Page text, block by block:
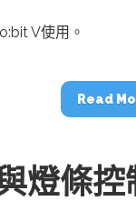
V使用。
Read
燈條控